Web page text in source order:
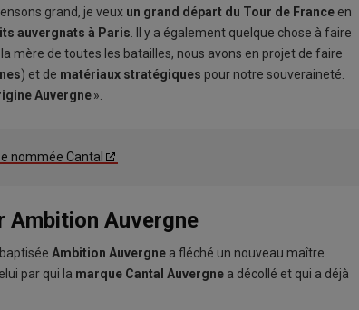
grand, je veux un grand départ du Tour de France en
auvergnats à Paris . Il y a également quelque chose à faire
la mère de toutes les batailles, nous avons en projet de faire
) et de matériaux stratégiques pour notre souveraineté.
Auvergne».
nommée Cantal
Ambition Auvergne
Ambition Auvergne a fléché un nouveau maître
par qui la marque Cantal Auvergne a décollé et qui a déjà